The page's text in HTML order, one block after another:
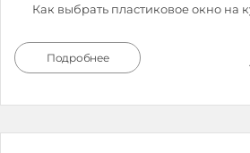
Как выбрать пластиковое окно на
Подробнее